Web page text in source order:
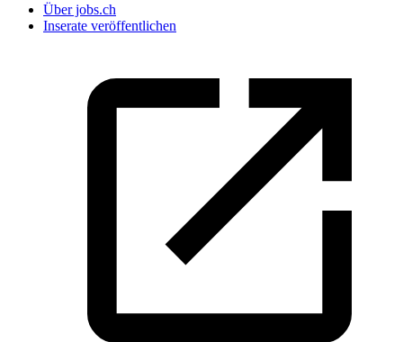
Über jobs.ch
Inserate veröffentlichen